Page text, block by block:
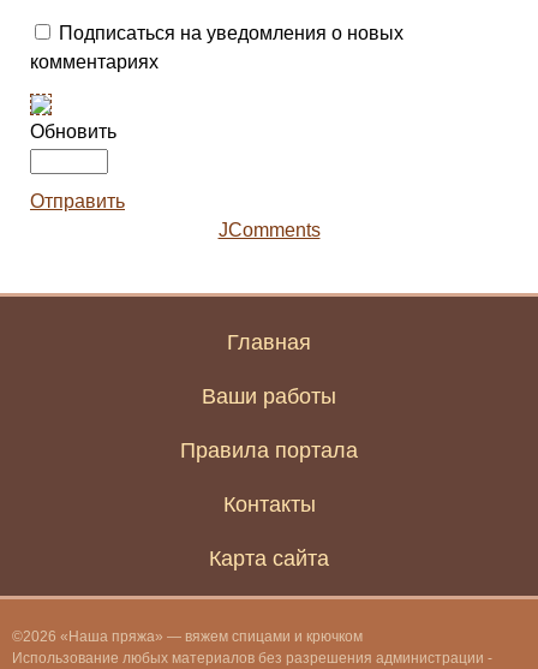
Подписаться на уведомления о новых
комментариях
Обновить
Отправить
JComments
Главная
Ваши работы
Правила портала
Контакты
Карта сайта
©2026 «Наша пряжа» — вяжем спицами и крючком
Использование любых материалов без разрешения администрации -